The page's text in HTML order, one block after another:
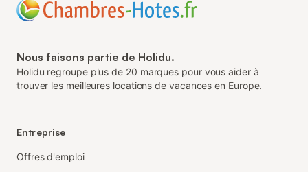
Nous faisons partie de Holidu.
Holidu regroupe plus de 20 marques pour vous aider à
trouver les meilleures locations de vacances en Europe.
Entreprise
Offres d'emploi